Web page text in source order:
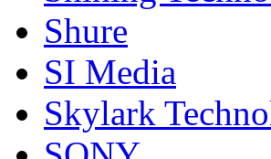
Shure
SI Media
Skylark